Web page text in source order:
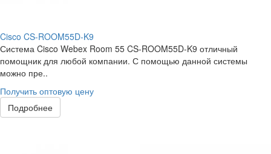
Cisco CS-ROOM55D-K9
Система Cisco Webex Room 55 CS-ROOM55D-K9 отличный
помощник для любой компании. С помощью данной системы
можно пре..
Получить оптовую цену
Подробнее